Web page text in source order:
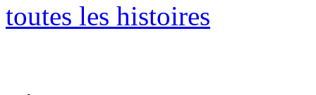
toutes les histoires